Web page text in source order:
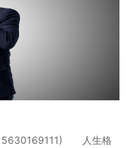
15630169111) 人生格